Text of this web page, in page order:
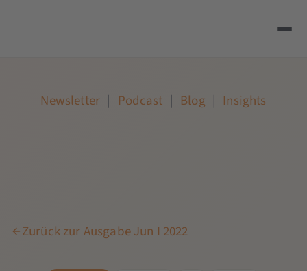
Newsletter | Podcast | Blog | Insights
Zurück zur Ausgabe Jun I 2022